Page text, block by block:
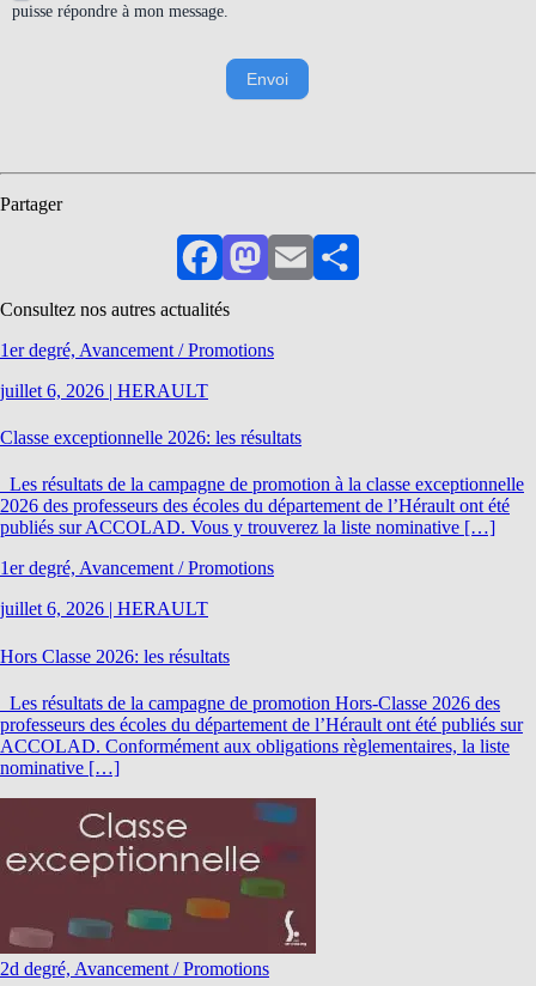
puisse répondre à mon message.
Envoi
Partager
FacebookMastodon
EmailPartager
Consultez nos autres actualités
1er degré, Avancement / Promotions
juillet 6, 2026 | HERAULT
Classe exceptionnelle 2026: les résultats
Les résultats de la campagne de promotion à la classe exceptionnelle
2026 des professeurs des écoles du département de l’Hérault ont été
publiés sur ACCOLAD. Vous y trouverez la liste nominative […]
1er degré, Avancement / Promotions
juillet 6, 2026 | HERAULT
Hors Classe 2026: les résultats
Les résultats de la campagne de promotion Hors-Classe 2026 des
professeurs des écoles du département de l’Hérault ont été publiés sur
ACCOLAD. Conformément aux obligations règlementaires, la liste
nominative […]
2d degré, Avancement / Promotions